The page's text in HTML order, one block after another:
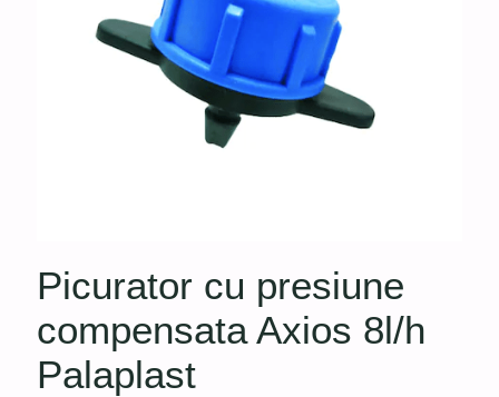
Picurator cu presiune
compensata Axios 8l/h
Palaplast